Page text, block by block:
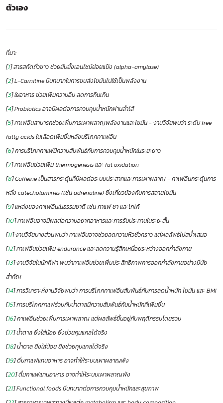
ตัวเอง
ที่มา:
[1] สารสกัดถั่วขาว ช่วยยับยั้งเอนไซม์ย่อยแป้ง (alpha-amylase)
[2] L-Carnitine มีบทบาทในการขนส่งไขมันไปใช้เป็นพลังงาน
[3] ใยอาหาร ช่วยเพิ่มความอิ่ม ลดการกินเกิน
[4] Probiotics อาจมีผลต่อการควบคุมน้ำหนักผ่านลำไส้
[5] คาเฟอีนสามารถช่วยเพิ่มการเผาผลาญพลังงานและไขมัน - งานวิจัยพบว่า ระดับ free
fatty acids ในเลือดเพิ่มขึ้นหลังบริโภคคาเฟอีน
[6] การบริโภคกาแฟมีความสัมพันธ์กับการควบคุมน้ำหนักในระยะยาว
[7] คาเฟอีนช่วยเพิ่ม thermogenesis และ fat oxidation
[8] Caffeine เป็นสารกระตุ้นที่มีผลต่อระบบประสาทและการเผาผลาญ - คาเฟอีนกระตุ้นการ
หลั่ง catecholamines (เช่น adrenaline) ซึ่งเกี่ยวข้องกับการสลายไขมัน
[9] แหล่งของคาเฟอีนในธรรมชาติ เช่น กาแฟ ชา และโกโก้
[10] คาเฟอีนอาจมีผลต่อความอยากอาหารและการรับประทานในระยะสั้น
[11] งานวิจัยบางส่วนพบว่า คาเฟอีนอาจช่วยลดความหิวชั่วคราว แต่ผลลัพธ์ไม่สม่ำเสมอ
[12] คาเฟอีนช่วยเพิ่ม endurance และลดความรู้สึกเหนื่อยระหว่างออกกำลังกาย
[13] งานวิจัยในนักกีฬา พบว่าคาเฟอีนช่วยเพิ่มประสิทธิภาพการออกกำลังกายอย่างมีนัย
สำคัญ
[14] การวิเคราะห์งานวิจัยพบว่า การบริโภคคาเฟอีนสัมพันธ์กับการลดน้ำหนัก ไขมัน และ BMI
[15] การบริโภคกาแฟร่วมกับน้ำตาลมีความสัมพันธ์กับน้ำหนักที่เพิ่มขึ้น
[16] คาเฟอีนช่วยเพิ่มการเผาผลาญ แต่ผลลัพธ์ขึ้นอยู่กับพฤติกรรมโดยรวม
[17] น้ำตาล ยิ่งใส่น้อย ยิ่งช่วยคุมแคลได้จริง
[18] น้ำตาล ยิ่งใส่น้อย ยิ่งช่วยคุมแคลได้จริง
[19] ดื่มกาแฟแทนอาหาร อาจทำให้ระบบเผาผลาญพัง
[20] ดื่มกาแฟแทนอาหาร อาจทำให้ระบบเผาผลาญพัง
[21] Functional foods มีบทบาทต่อการควบคุมน้ำหนักและสุขภาพ